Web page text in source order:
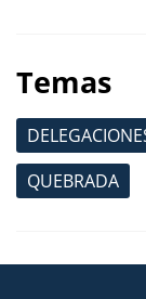
Temas
QUEBRADA